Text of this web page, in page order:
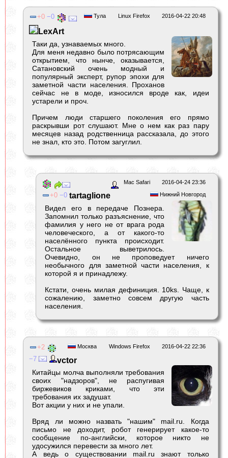
2016-04-22 20:48
Linux Firefox
Тула
0 0
LexArt
Таки да, узнаваемых много.
Для меня недавно было потрясающим
открытием, что нынче, оказывается,
Сатановский очень модный и
популярный эксперт, рупор эпохи для
заметной части населения. Проханов
сейчас не в моде, износился вроде как, идеи
устарели и проч.
Причем люди старшего поколения его прямо
раскрывши рот слушают. Мне о нем как раз пару
месяцев назад родственница рассказала, до этого
не знал, кто это. Потом загуглил.
2016-04-24 23:36
Mac Safari
Нижний Новгород
0 0 tartaglione
Видел его в передаче Познера.
Запомнил только разъяснение, что
фамилия у него не от врага рода
человеческого, а от какого-то
населённого пункта происходит.
Остальное выветрилось.
Очевидно, он не проповедует ничего
необычного для заметной части населения, к
которой я и принадлежу.
Кстати, очень милая дефиниция. 10ks. Чаще, к
сожалению, заметно совсем другую часть
населения.
2016-04-22 22:36
Windows Firefox
Москва
2
7
vctor
Китайцы молча выполняли требования
своих "надзоров", не распугивая
биржевиков криками, что эти
требования их задушат.
Вот акции у них и не упали.
Вряд ли можно назвать "нашим" mail.ru. Когда
письмо не доходит, робот генерирует какое-то
сообщение по-английски, которое никто не
удосужился перевести за много лет.
А ведь о существовании mail.ru знают только